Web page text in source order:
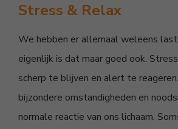
Stress & Relax
We hebben er allemaal weleens last
eigenlijk is dat maar goed ook.
scherp te blijven en alert te
bijzondere omstandigheden en
normale reactie van ons lichaam.